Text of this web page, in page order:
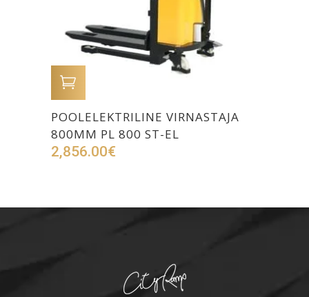
POOLELEKTRILINE VIRNASTAJA
800MM PL 800 ST-EL
2,856.00€